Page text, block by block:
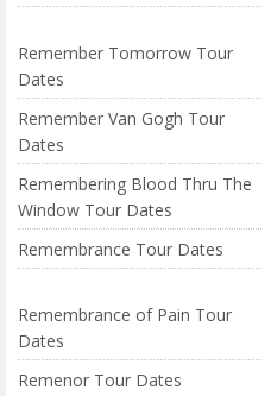
Remember Tomorrow Tour
Dates
Remember Van Gogh Tour
Dates
Remembering Blood Thru The
Window Tour Dates
Remembrance Tour Dates
Remembrance of Pain Tour
Dates
Remenor Tour Dates